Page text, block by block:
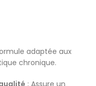
adaptée aux
chronique.